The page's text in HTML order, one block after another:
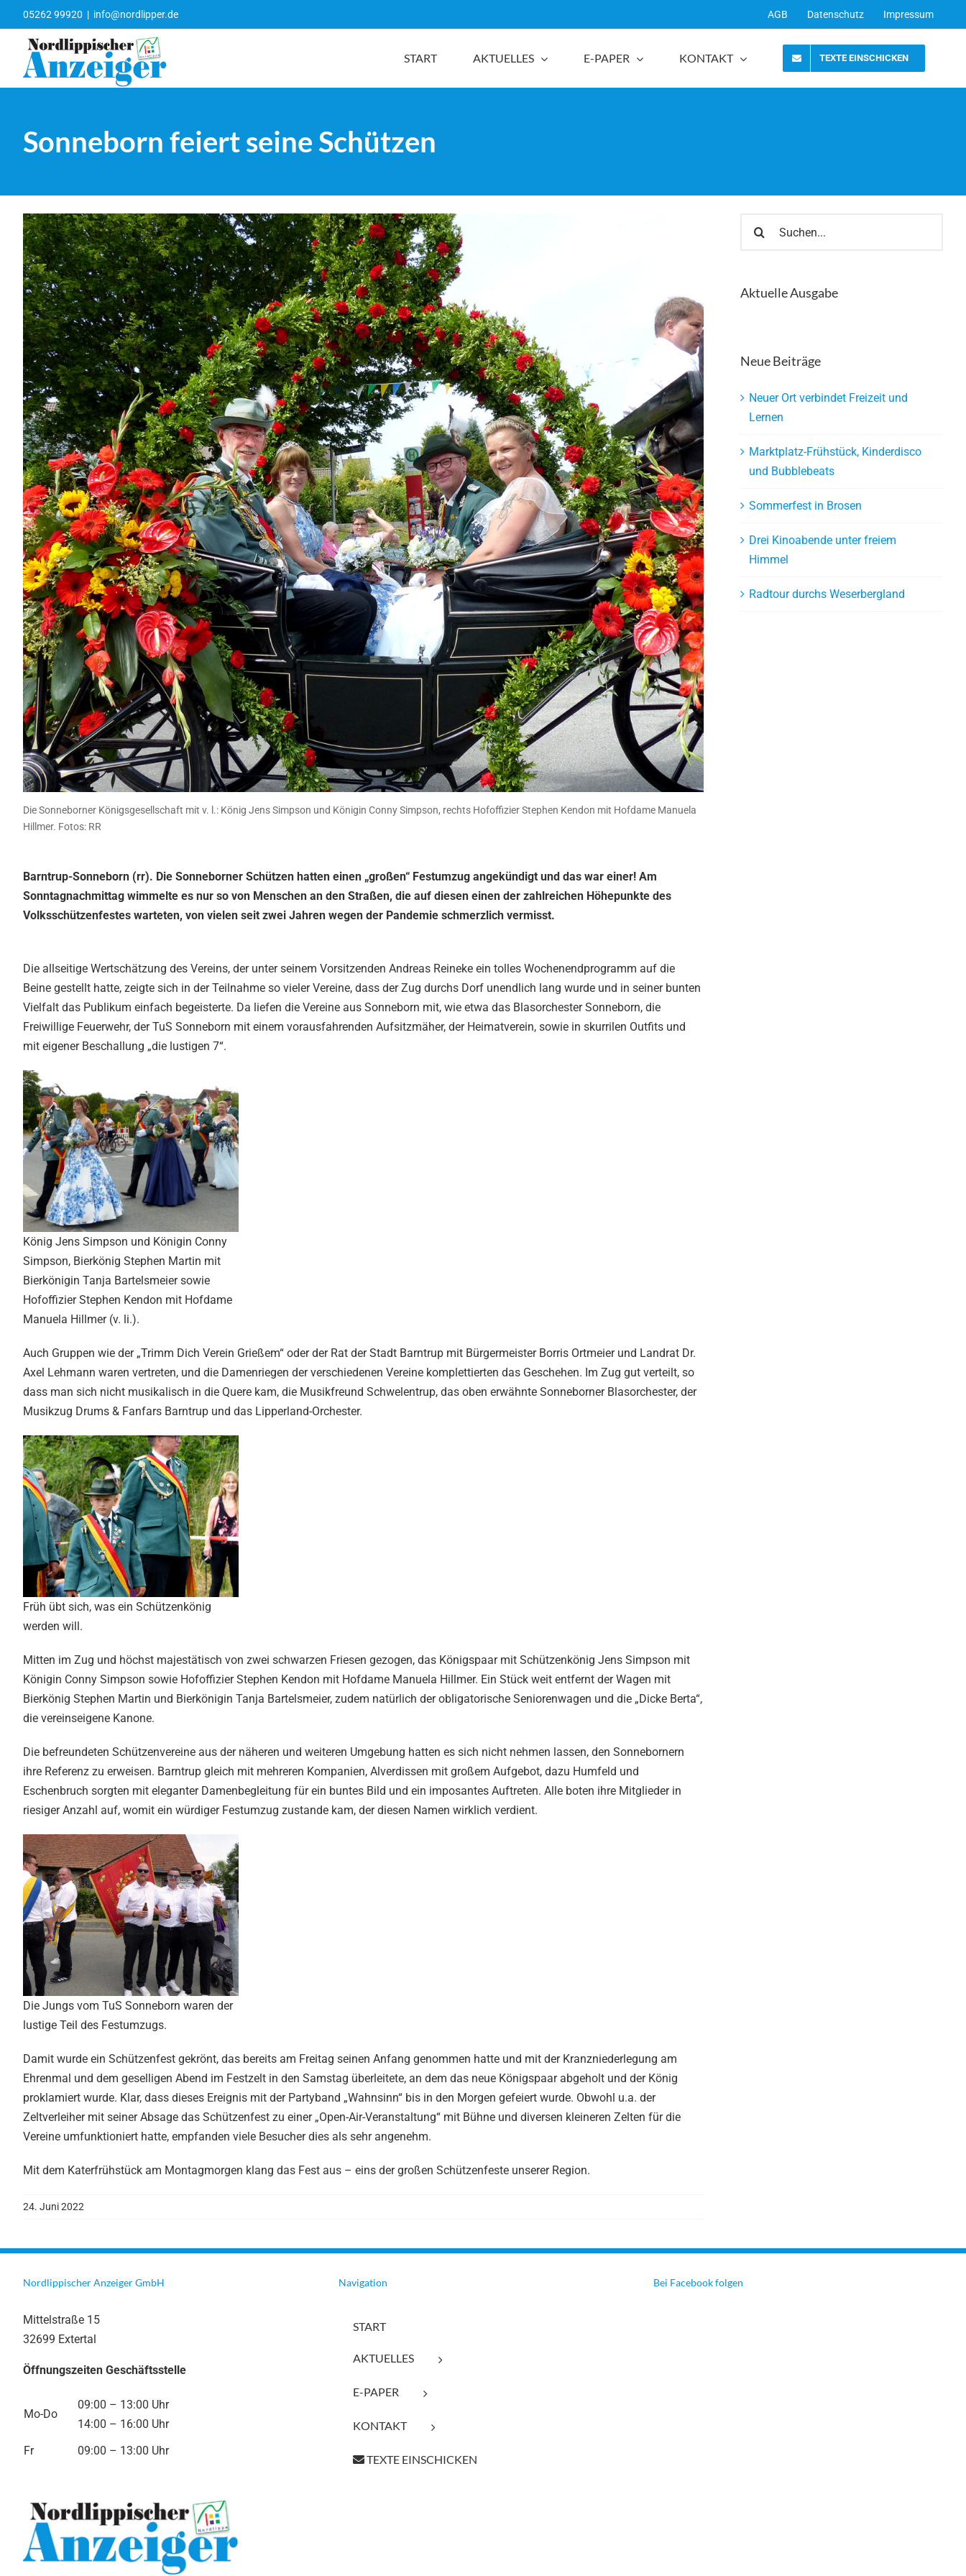
Inhalt
springen
05262 99920 | info@nordlipper.de AGB Datenschutz Impressum
START AKTUELLES E-PAPER KONTAKT TEXTE EINSCHICKEN
Sonneborn feiert seine Schützen
Die Sonneborner Königsgesellschaft mit v. l.: König Jens Simpson und Königin Conny Simpson, rechts Hofoffizier Stephen Kendon mit Hofdame Manuela
Hillmer. Fotos: RR
Barntrup-Sonneborn (rr). Die Sonneborner Schützen hatten einen „großen“ Festumzug angekündigt und das war einer! Am
Sonntagnachmittag wimmelte es nur so von Menschen an den Straßen, die auf diesen einen der zahlreichen Höhepunkte des
Volksschützenfestes warteten, von vielen seit zwei Jahren wegen der Pandemie schmerzlich vermisst.
Die allseitige Wertschätzung des Vereins, der unter seinem Vorsitzenden Andreas Reineke ein tolles Wochenendprogramm auf die
Beine gestellt hatte, zeigte sich in der Teilnahme so vieler Vereine, dass der Zug durchs Dorf unendlich lang wurde und in seiner bunten
Vielfalt das Publikum einfach begeisterte. Da liefen die Vereine aus Sonneborn mit, wie etwa das Blasorchester Sonneborn, die
Freiwillige Feuerwehr, der TuS Sonneborn mit einem vorausfahrenden Aufsitzmäher, der Heimatverein, sowie in skurrilen Outfits und
mit eigener Beschallung „die lustigen 7“.
König Jens Simpson und Königin Conny
Simpson, Bierkönig Stephen Martin mit
Bierkönigin Tanja Bartelsmeier sowie
Hofoffizier Stephen Kendon mit Hofdame
Manuela Hillmer (v. li.).
Auch Gruppen wie der „Trimm Dich Verein Grießem“ oder der Rat der Stadt Barntrup mit Bürgermeister Borris Ortmeier und Landrat Dr.
Axel Lehmann waren vertreten, und die Damenriegen der verschiedenen Vereine komplettierten das Geschehen. Im Zug gut verteilt, so
dass man sich nicht musikalisch in die Quere kam, die Musikfreund Schwelentrup, das oben erwähnte Sonneborner Blasorchester, der
Musikzug Drums & Fanfars Barntrup und das Lipperland-Orchester.
Früh übt sich, was ein Schützenkönig
werden will.
Mitten im Zug und höchst majestätisch von zwei schwarzen Friesen gezogen, das Königspaar mit Schützenkönig Jens Simpson mit
Königin Conny Simpson sowie Hofoffizier Stephen Kendon mit Hofdame Manuela Hillmer. Ein Stück weit entfernt der Wagen mit
Bierkönig Stephen Martin und Bierkönigin Tanja Bartelsmeier, zudem natürlich der obligatorische Seniorenwagen und die „Dicke Berta“,
die vereinseigene Kanone.
Die befreundeten Schützenvereine aus der näheren und weiteren Umgebung hatten es sich nicht nehmen lassen, den Sonnebornern
ihre Referenz zu erweisen. Barntrup gleich mit mehreren Kompanien, Alverdissen mit großem Aufgebot, dazu Humfeld und
Eschenbruch sorgten mit eleganter Damenbegleitung für ein buntes Bild und ein imposantes Auftreten. Alle boten ihre Mitglieder in
riesiger Anzahl auf, womit ein würdiger Festumzug zustande kam, der diesen Namen wirklich verdient.
Die Jungs vom TuS Sonneborn waren der
lustige Teil des Festumzugs.
Damit wurde ein Schützenfest gekrönt, das bereits am Freitag seinen Anfang genommen hatte und mit der Kranzniederlegung am
Ehrenmal und dem geselligen Abend im Festzelt in den Samstag überleitete, an dem das neue Königspaar abgeholt und der König
proklamiert wurde. Klar, dass dieses Ereignis mit der Partyband „Wahnsinn“ bis in den Morgen gefeiert wurde. Obwohl u.a. der
Zeltverleiher mit seiner Absage das Schützenfest zu einer „Open-Air-Veranstaltung“ mit Bühne und diversen kleineren Zelten für die
Vereine umfunktioniert hatte, empfanden viele Besucher dies als sehr angenehm.
Mit dem Katerfrühstück am Montagmorgen klang das Fest aus – eins der großen Schützenfeste unserer Region.
24. Juni 2022
nach:
Aktuelle Ausgabe
Neue Beiträge
Neuer Ort verbindet Freizeit und
Lernen
Marktplatz-Frühstück, Kinderdisco
und Bubblebeats
Sommerfest in Brosen
Drei Kinoabende unter freiem
Himmel
Radtour durchs Weserbergland
Nordlippischer Anzeiger GmbH
Mittelstraße 15
32699 Extertal
Öffnungszeiten Geschäftsstelle
Mo-Do
09:00 – 13:00 Uhr
14:00 – 16:00 Uhr
Fr
09:00 – 13:00 Uhr
Navigation
START
AKTUELLES
E-PAPER
KONTAKT
TEXTE EINSCHICKEN
Bei Facebook folgen